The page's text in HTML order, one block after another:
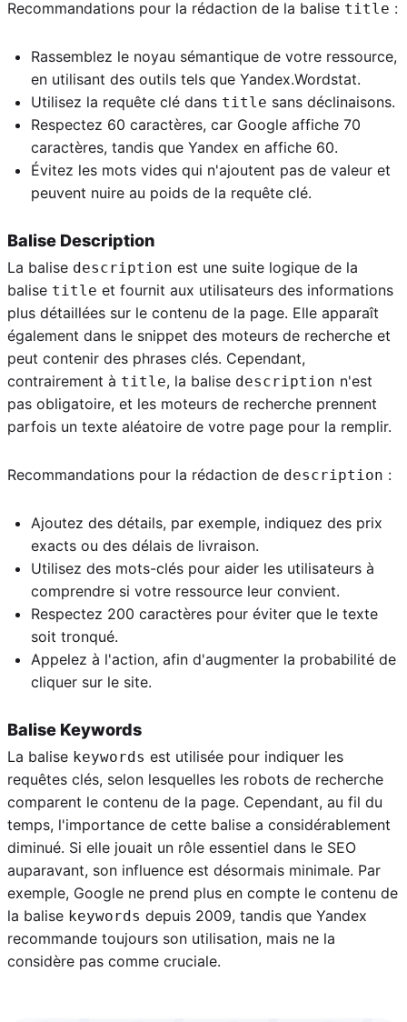
Recommandations pour la rédaction de la balise title :
Rassemblez le noyau sémantique de votre ressource,
en utilisant des outils tels que Yandex.Wordstat.
Utilisez la requête clé dans title sans déclinaisons.
Respectez 60 caractères, car Google affiche 70
caractères, tandis que Yandex en affiche 60.
Évitez les mots vides qui n'ajoutent pas de valeur et
peuvent nuire au poids de la requête clé.
Balise Description
La balise description est une suite logique de la
balise title et fournit aux utilisateurs des informations
plus détaillées sur le contenu de la page. Elle apparaît
également dans le snippet des moteurs de recherche et
peut contenir des phrases clés. Cependant,
contrairement à title, la balise description n'est
pas obligatoire, et les moteurs de recherche prennent
parfois un texte aléatoire de votre page pour la remplir.
Recommandations pour la rédaction de description :
Ajoutez des détails, par exemple, indiquez des prix
exacts ou des délais de livraison.
Utilisez des mots-clés pour aider les utilisateurs à
comprendre si votre ressource leur convient.
Respectez 200 caractères pour éviter que le texte
soit tronqué.
Appelez à l'action, afin d'augmenter la probabilité de
cliquer sur le site.
Balise Keywords
La balise keywords est utilisée pour indiquer les
requêtes clés, selon lesquelles les robots de recherche
comparent le contenu de la page. Cependant, au fil du
temps, l'importance de cette balise a considérablement
diminué. Si elle jouait un rôle essentiel dans le SEO
auparavant, son influence est désormais minimale. Par
exemple, Google ne prend plus en compte le contenu de
la balise keywords depuis 2009, tandis que Yandex
recommande toujours son utilisation, mais ne la
considère pas comme cruciale.